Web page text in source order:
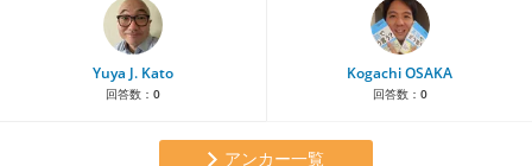
Yuya J. Kato
回答数： 0
Kogachi OSAKA
回答数： 0
アンカー一覧